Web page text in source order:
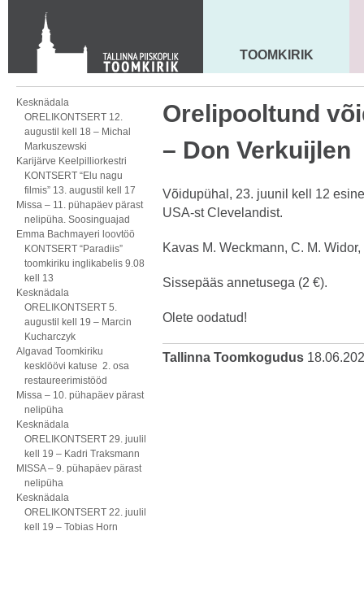
Toom-Kooli 6, 10130 TALLINN
tallinna.toom
+372 644 4140
MAARJA KIRIK
TOOMKIRIK
Kesknädala
ORELIKONTSERT 12.
augustil kell 18 – Michal
Markuszewski
Karijärve Keelpilliorkestri
KONTSERT “Elu nagu
filmis” 13. augustil kell 17
Missa – 11. pühapäev pärast
nelipüha. Soosinguajad
Emma Bachmayeri loovtöö
KONTSERT “Paradiis”
toomkiriku inglikabelis 9.08
kell 13
Kesknädala
ORELIKONTSERT 5.
augustil kell 19 – Marcin
Kucharczyk
Algavad Toomkiriku
kesklöövi katuse 2. osa
restaureerimistööd
Missa – 10. pühapäev pärast
nelipüha
Kesknädala
ORELIKONTSERT 29. juulil
kell 19 – Kadri Traksmann
MISSA – 9. pühapäev pärast
nelipüha
Kesknädala
ORELIKONTSERT 22. juulil
kell 19 – Tobias Horn
Orelipooltund
– Don Verkuijlen
Võidupühal, 23. juunil kell 12
USA-st Clevelandist.
Kavas M. Weckmann, C. M.
Sissepääs annetusega (2 €).
Olete oodatud!
Tallinna Toomkogudus